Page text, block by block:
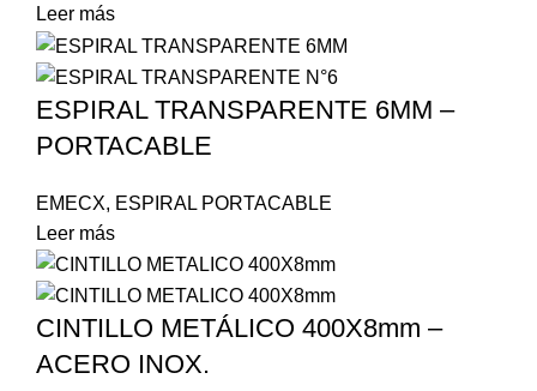
Leer más
ESPIRAL TRANSPARENTE 6MM –
PORTACABLE
EMECX, ESPIRAL PORTACABLE
Leer más
CINTILLO METÁLICO 400X8mm –
ACERO INOX.